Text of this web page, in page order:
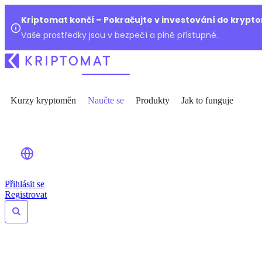
Kriptomat končí – Pokračujte v investování do
Vaše prostředky jsou v bezpečí a plně přístupné.
Kurzy kryptoměn Naučte se Produkty Jak to funguje
Přihlásit se
Registrovat